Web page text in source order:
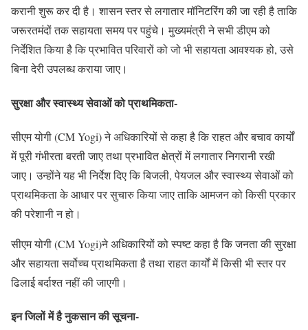
करानी शुरू कर दी है। शासन स्तर से लगातार मॉनिटरिंग की जा रही है ताकि
जरूरतमंदों तक सहायता समय पर पहुंचे। मुख्यमंत्री ने सभी डीएम को
निर्देशित किया है कि प्रभावित परिवारों को जो भी सहायता आवश्यक हो, उसे
बिना देरी उपलब्ध कराया जाए।
सुरक्षा और स्वास्थ्य सेवाओं को प्राथमिकता-
सीएम योगी (CM Yogi) ने अधिकारियों से कहा है कि राहत और बचाव कार्यों
में पूरी गंभीरता बरती जाए तथा प्रभावित क्षेत्रों में लगातार निगरानी रखी
जाए। उन्होंने यह भी निर्देश दिए कि बिजली, पेयजल और स्वास्थ्य सेवाओं को
प्राथमिकता के आधार पर सुचारु किया जाए ताकि आमजन को किसी प्रकार
की परेशानी न हो।
सीएम योगी (CM Yogi)ने अधिकारियों को स्पष्ट कहा है कि जनता की सुरक्षा
और सहायता सर्वोच्च प्राथमिकता है तथा राहत कार्यों में किसी भी स्तर पर
ढिलाई बर्दाश्त नहीं की जाएगी।
इन जिलों में है नुकसान की सूचना-